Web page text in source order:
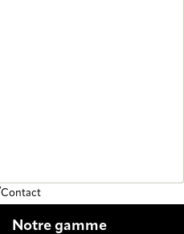
Contact
Notre gamme